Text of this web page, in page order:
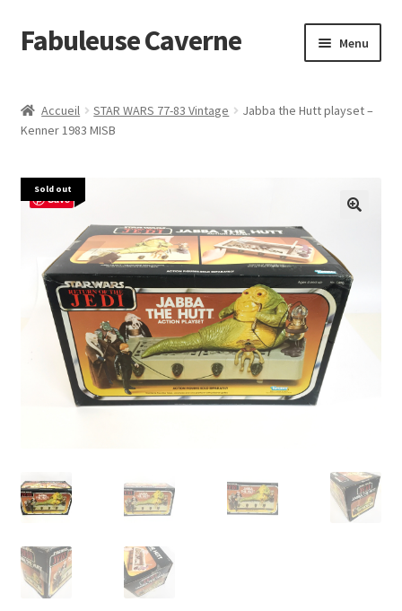
Aller
à
navigation
Aller
au
Fabuleuse Caverne Menu
En boutique
enfant
Superflat Museum Murakami
En réapprovisionnement
Accueil STAR WARS 77-83 Vintage
Jabba the Hutt playset –
Kenner 1983 MISB
Sold out
Save